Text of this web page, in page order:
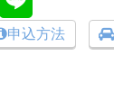
申込方法